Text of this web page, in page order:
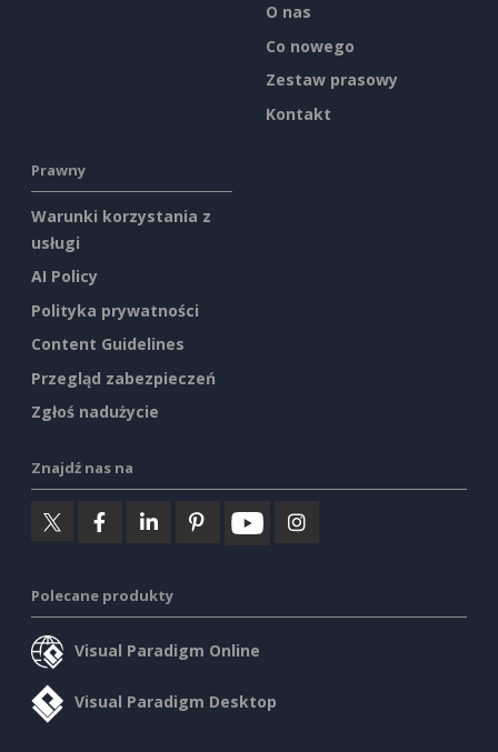
O nas
Co nowego
Zestaw prasowy
Kontakt
Prawny
Warunki korzystania z
usługi
AI Policy
Polityka prywatności
Content Guidelines
Przegląd zabezpieczeń
Zgłoś nadużycie
Znajdź nas na
Polecane produkty
Visual Paradigm Online
Visual Paradigm Desktop